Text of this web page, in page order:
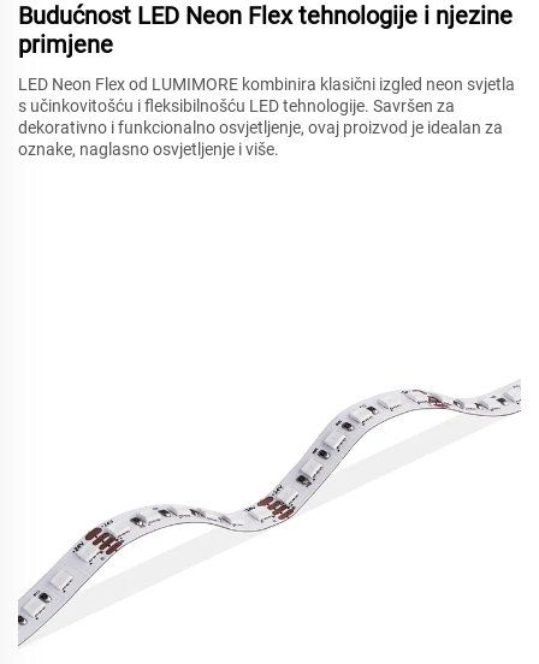
Budućnost LED Neon Flex tehnologije i njezine
primjene
LED Neon Flex od LUMIMORE kombinira klasični izgled neon svjetla
s učinkovitošću i fleksibilnošću LED tehnologije. Savršen za
dekorativno i funkcionalno osvjetljenje, ovaj proizvod je idealan za
oznake, naglasno osvjetljenje i više.